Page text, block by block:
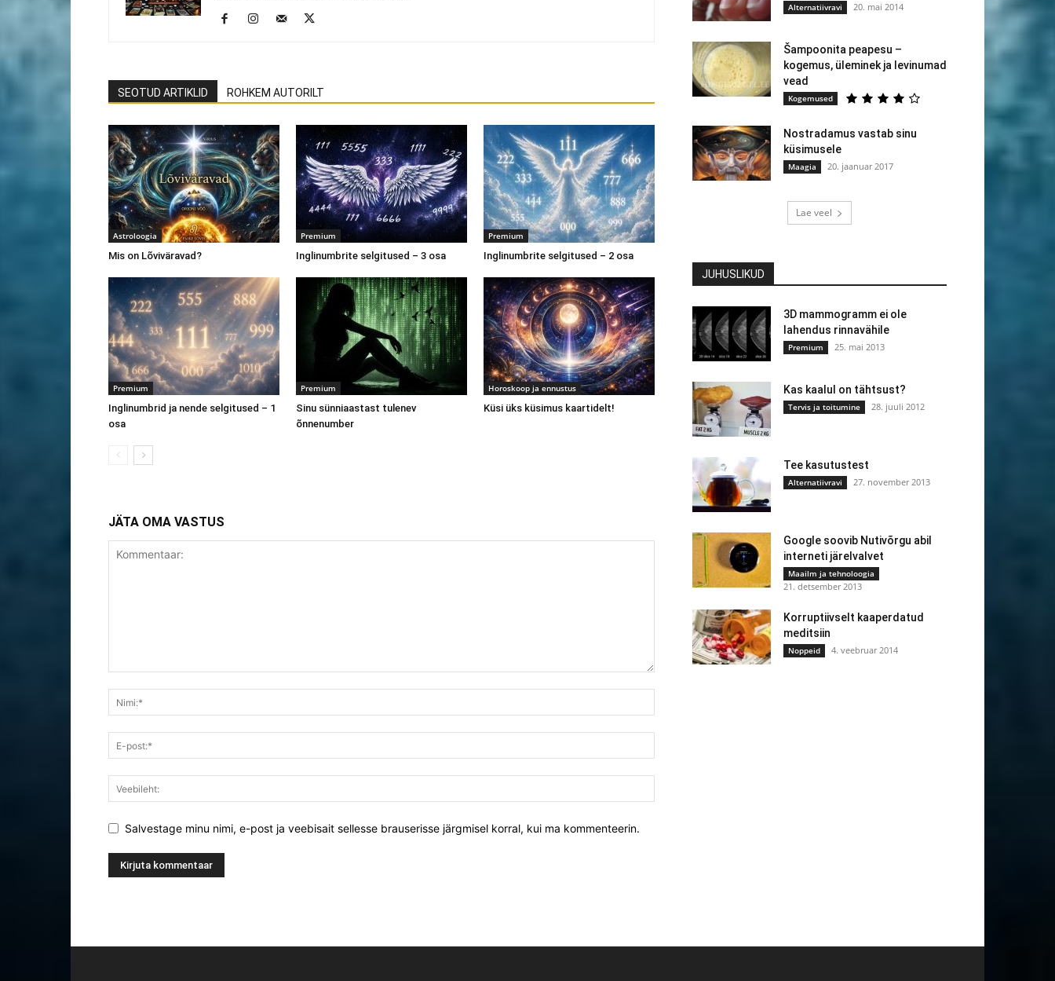
SEOTUD ARTIKLID ROHKEM AUTORILT
Astroloogia
Mis on Lõviväravad?
Premium
Inglinumbrite selgitused – 3 osa
Premium
Inglinumbrite selgitused – 2 osa
Premium
Inglinumbrid ja nende selgitused – 1
osa
Premium
Sinu sünniaastast tulenev
õnnenumber
Horoskoop ja ennustus
Küsi üks küsimus kaartidelt!
JÄTA OMA VASTUS
Salvestage minu nimi, e-post ja veebisait sellesse brauserisse järgmisel korral, kui ma kommenteerin.
Alternatiivravi 20. mai 2014
Šampoonita peapesu –
kogemus, üleminek ja levinumad
vead
Kogemused
Nostradamus vastab sinu
küsimusele
Maagia 20. jaanuar 2017
Lae veel
JUHUSLIKUD
3D mammogramm ei ole
lahendus rinnavähile
Premium 25. mai 2013
Kas kaalul on tähtsust?
Tervis ja toitumine 28. juuli 2012
Tee kasutustest
Alternatiivravi 27. november 2013
Google soovib Nutivõrgu abil
interneti järelvalvet
Maailm ja tehnoloogia
21. detsember 2013
Korruptiivselt kaaperdatud
meditsiin
Noppeid 4. veebruar 2014